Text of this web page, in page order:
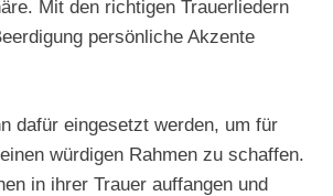
Mit den richtigen Trauerliedern
persönliche Akzente
dafür eingesetzt werden, um für
würdigen Rahmen zu schaffen.
in ihrer Trauer auffangen und